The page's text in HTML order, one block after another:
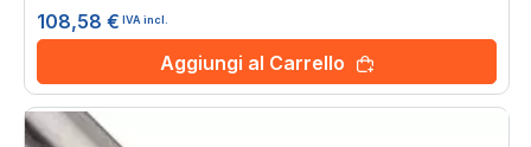
108,58 € IVA incl.
Aggiungi al Carrello